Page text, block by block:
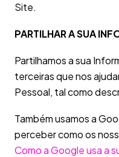
Site.
PARTILHAR A SUA
Partilhamos a sua
terceiras que nos
Pessoal, tal como
Também usamos a
perceber como os
Como a Google usa a